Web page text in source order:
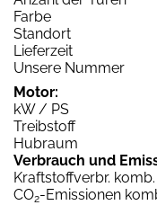
Farbe
Standort
Lieferzeit
Unsere Nummer
Motor:
kW / PS
Treibstoff
Hubraum
Verbrauch und
Kraftstoffverbr. komb.
CO2-Emissionen